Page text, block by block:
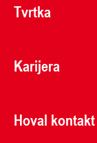
Tvrtka
Karijera
Hoval kontakt